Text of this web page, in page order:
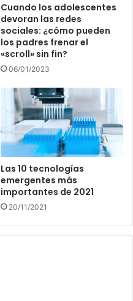
Cuando los adolescentes
devoran las redes
sociales: ¿cómo pueden
los padres frenar el
«scroll» sin fin?
06/01/2023
Las 10 tecnologías
emergentes más
importantes de 2021
20/11/2021